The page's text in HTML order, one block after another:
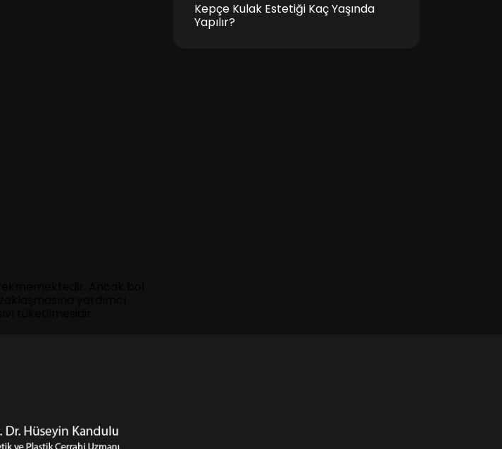
Kepçe Kulak Estetiği Kaç Yaşında
Yapılır?